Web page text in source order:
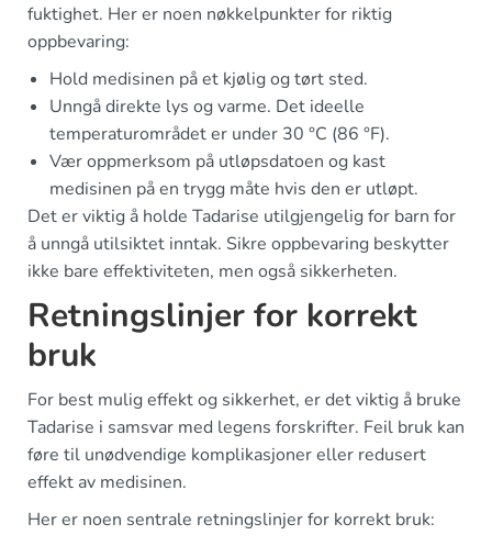
fuktighet. Her er noen nøkkelpunkter for riktig
oppbevaring:
Hold medisinen på et kjølig og tørt sted.
Unngå direkte lys og varme. Det ideelle
temperaturområdet er under 30 °C (86 °F).
Vær oppmerksom på utløpsdatoen og kast
medisinen på en trygg måte hvis den er utløpt.
Det er viktig å holde Tadarise utilgjengelig for barn for
å unngå utilsiktet inntak. Sikre oppbevaring beskytter
ikke bare effektiviteten, men også sikkerheten.
Retningslinjer for korrekt
bruk
For best mulig effekt og sikkerhet, er det viktig å bruke
Tadarise i samsvar med legens forskrifter. Feil bruk kan
føre til unødvendige komplikasjoner eller redusert
effekt av medisinen.
Her er noen sentrale retningslinjer for korrekt bruk: